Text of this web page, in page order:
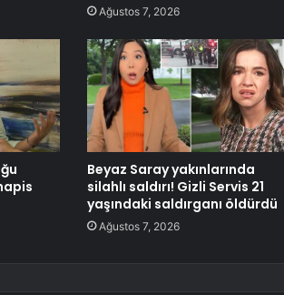
Ağustos 7, 2026
Beyaz Saray yakınlarında
silahlı saldırı! Gizli Servis 21
yaşındaki saldırganı öldürdü
Ağustos 7, 2026